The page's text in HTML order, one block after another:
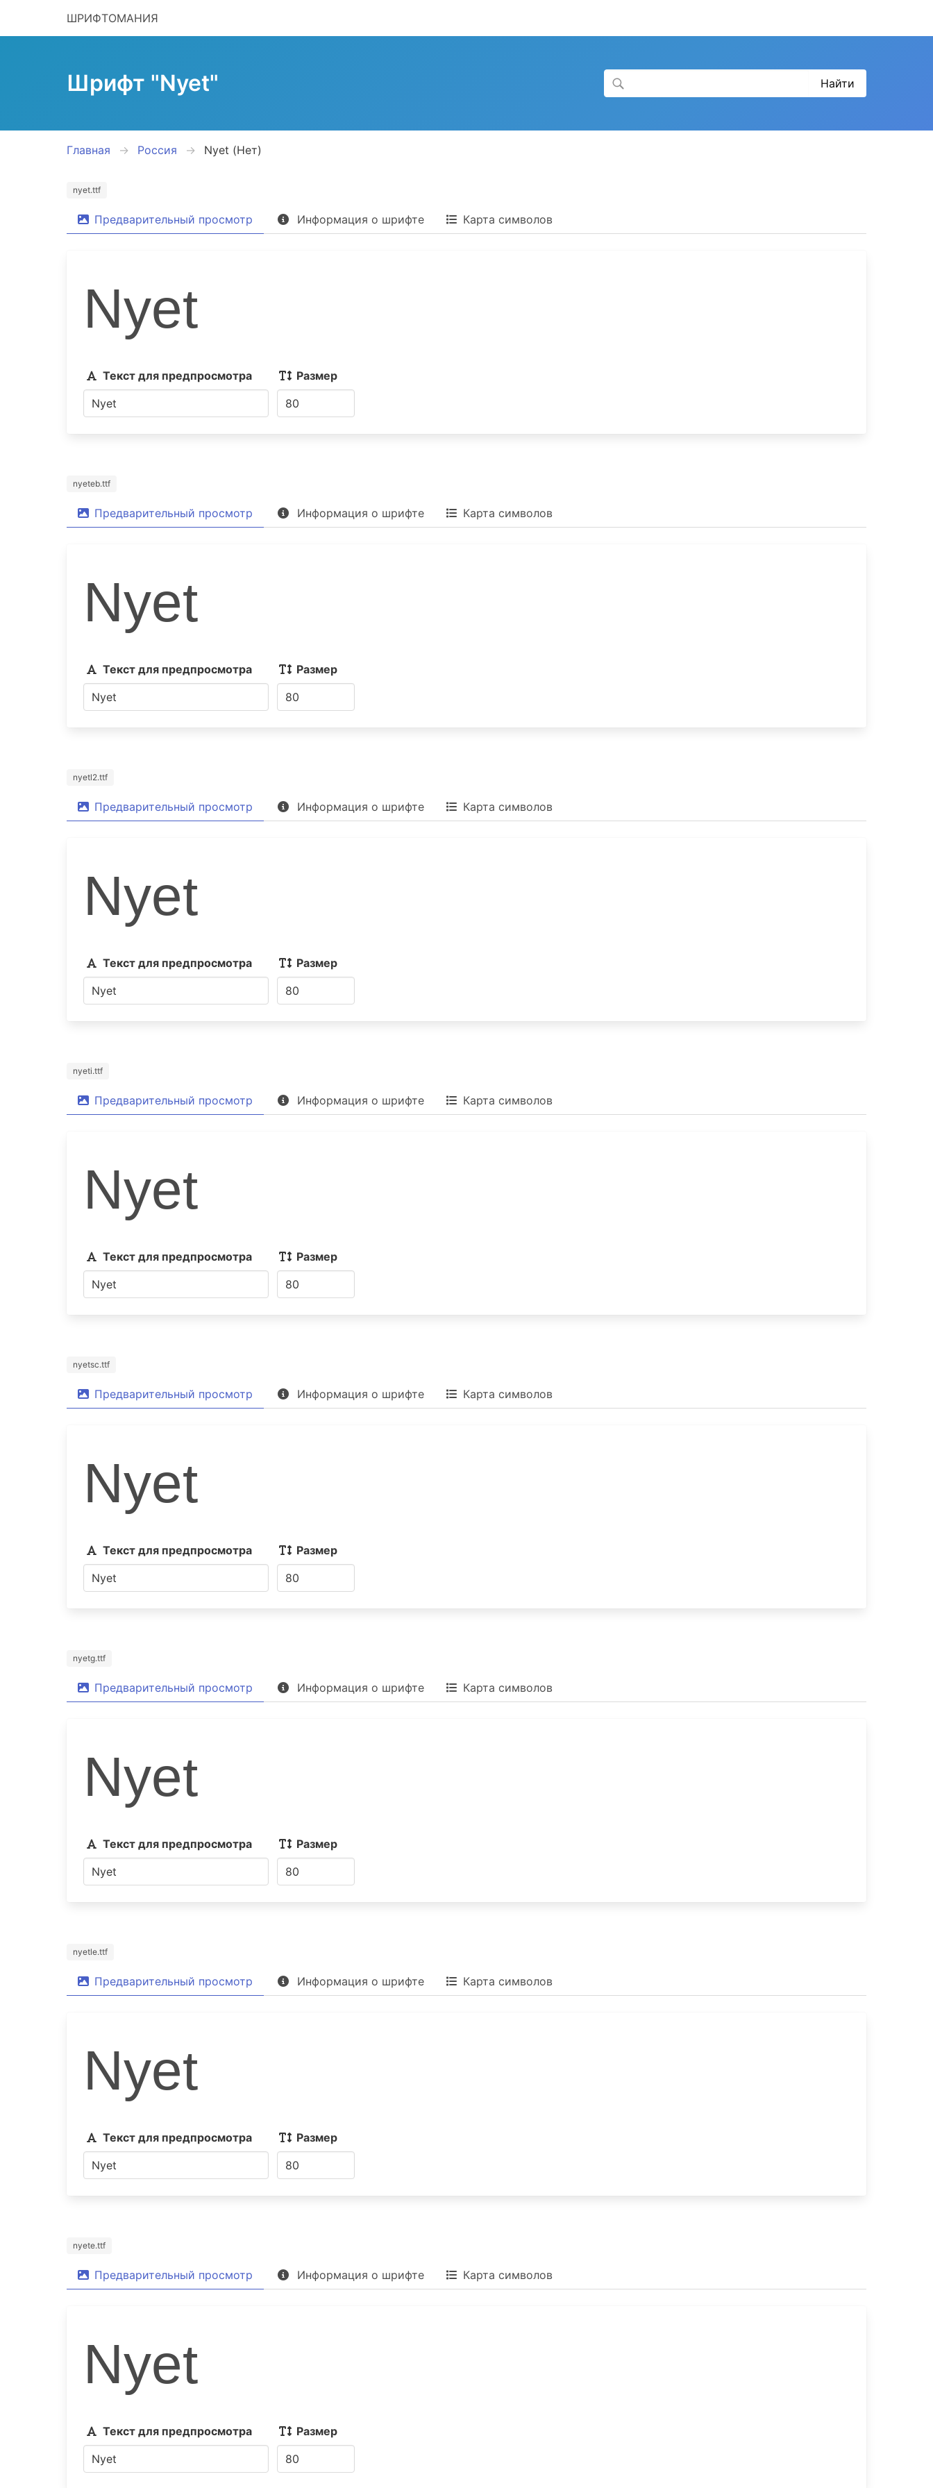
ШРИФТОМАНИЯ
Шрифт "Nyet"
Главная Россия Nyet (Нет)
nyet.ttf
Предварительный просмотр Информация о шрифте Карта символов
Nyet
Текст для предпросмотра Размер
nyeteb.ttf
Предварительный просмотр Информация о шрифте Карта символов
Nyet
Текст для предпросмотра Размер
nyetl2.ttf
Предварительный просмотр Информация о шрифте Карта символов
Nyet
Текст для предпросмотра Размер
nyeti.ttf
Предварительный просмотр Информация о шрифте Карта символов
Nyet
Текст для предпросмотра Размер
nyetsc.ttf
Предварительный просмотр Информация о шрифте Карта символов
Nyet
Текст для предпросмотра Размер
nyetg.ttf
Предварительный просмотр Информация о шрифте Карта символов
Nyet
Текст для предпросмотра Размер
nyetle.ttf
Предварительный просмотр Информация о шрифте Карта символов
Nyet
Текст для предпросмотра Размер
nyete.ttf
Предварительный просмотр Информация о шрифте Карта символов
Nyet
Текст для предпросмотра Размер